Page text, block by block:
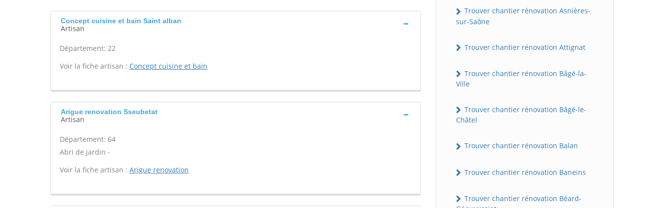
Concept cuisine et bain Saint alban
Artisan
Département: 22
Voir la fiche artisan : Concept cuisine et bain
Arigue renovation Sseubetat
Artisan
Département: 64
Abri de jardin -
Voir la fiche artisan : Arigue renovation
Trouver chantier rénovation Asnières-
sur-Saône
Trouver chantier rénovation Attignat
Trouver chantier rénovation Bâgé-la-
Ville
Trouver chantier rénovation Bâgé-le-
Châtel
Trouver chantier rénovation Balan
Trouver chantier rénovation Baneins
Trouver chantier rénovation Béard-